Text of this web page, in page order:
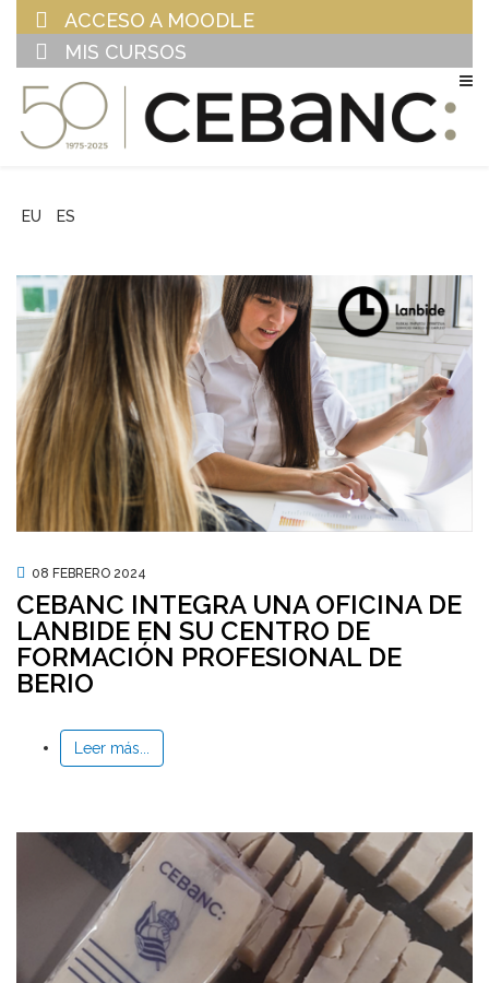
ACCESO A MOODLE
MIS CURSOS
EU ES
08 FEBRERO 2024
CEBANC INTEGRA UNA OFICINA DE
LANBIDE EN SU CENTRO DE
FORMACIÓN PROFESIONAL DE
BERIO
Leer más...